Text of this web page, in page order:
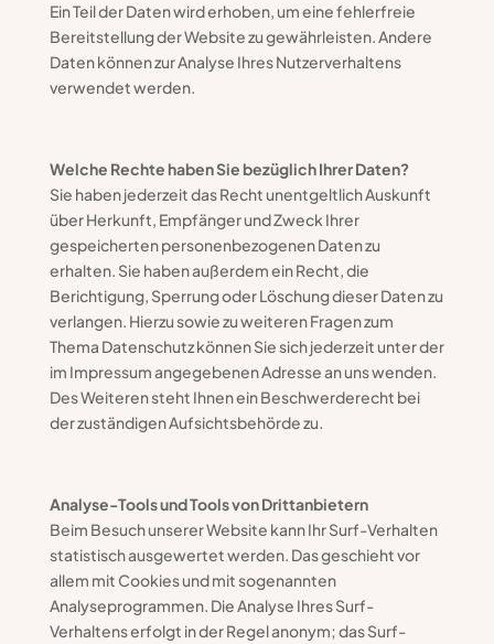
Ein Teil der Daten wird erhoben, um eine fehlerfreie
Bereitstellung der Website zu gewährleisten. Andere
Daten können zur Analyse Ihres Nutzerverhaltens
verwendet werden.
Welche Rechte haben Sie bezüglich Ihrer Daten?
Sie haben jederzeit das Recht unentgeltlich Auskunft
über Herkunft, Empfänger und Zweck Ihrer
gespeicherten personenbezogenen Daten zu
erhalten. Sie haben außerdem ein Recht, die
Berichtigung, Sperrung oder Löschung dieser Daten zu
verlangen. Hierzu sowie zu weiteren Fragen zum
Thema Datenschutz können Sie sich jederzeit unter der
im Impressum angegebenen Adresse an uns wenden.
Des Weiteren steht Ihnen ein Beschwerderecht bei
der zuständigen Aufsichtsbehörde zu.
Analyse-Tools und Tools von Drittanbietern
Beim Besuch unserer Website kann Ihr Surf-Verhalten
statistisch ausgewertet werden. Das geschieht vor
allem mit Cookies und mit sogenannten
Analyseprogrammen. Die Analyse Ihres Surf-
Verhaltens erfolgt in der Regel anonym; das Surf-